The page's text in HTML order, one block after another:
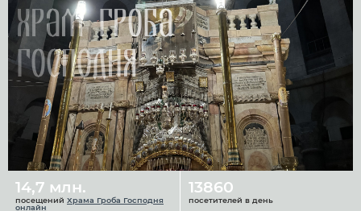
Наши святыни
Новости
Церковный календарь
Храм Гроба
Господня
14,7 млн.
посещений Храма Гроба Господня
онлайн
13860
посетителей в день